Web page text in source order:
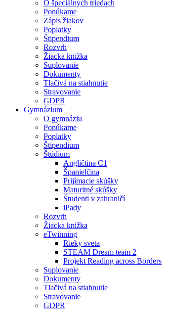
O špeciálnych triedach
Ponúkame
Zápis žiakov
Poplatky
Štipendium
Rozvrh
Žiacka knižka
Suplovanie
Dokumenty
Tlačivá na stiahnutie
Stravovanie
GDPR
Gymnázium
O gymnáziu
Ponúkame
Poplatky
Štipendium
Štúdium
Angličtina C1
Španielčina
Prijímacie skúšky
Maturitné skúšky
Študenti v zahraničí
iPady
Rozvrh
Žiacka knižka
eTwinning
Rieky sveta
STEAM Dream team 2
Projekt Reading across Borders
Suplovanie
Dokumenty
Tlačivá na stiahnutie
Stravovanie
GDPR